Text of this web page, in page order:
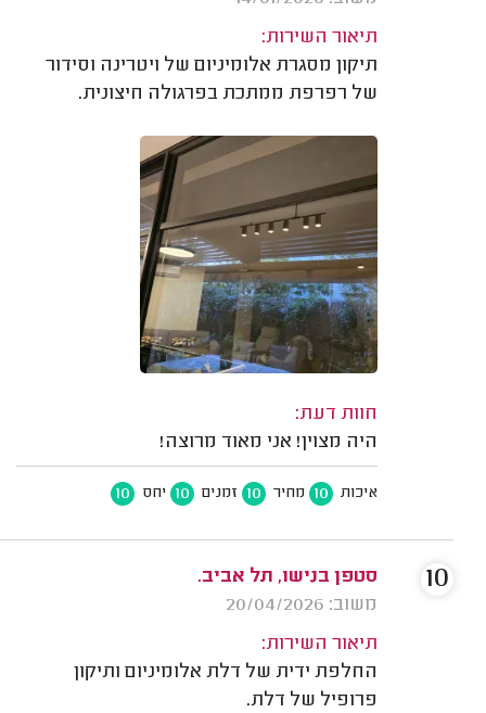
תיאור השירות:
תיקון מסגרת אלומיניום של ויטרינה וסידור
של רפרפת ממתכת בפרגולה חיצונית.
חוות דעת:
היה מצוין! אני מאוד מרוצה!
איכות 10 מחיר 10 זמנים 10 יחס 10
סטפן בנישו, תל אביב.
משוב: 20/04/2026
תיאור השירות:
החלפת ידית של דלת אלומיניום ותיקון
פרופיל של דלת.
10